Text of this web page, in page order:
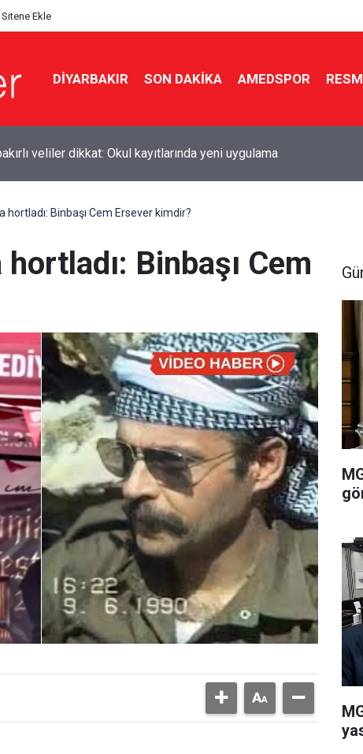
Sitene Ekle
DIYARBAKIR SON DAKIKA AMEDSPOR
polisten kaçan 6 şüpheliden 2’si tutuklandı
hortladı: Binbaşı Cem Ersever kimdir?
Binbaşı Cem